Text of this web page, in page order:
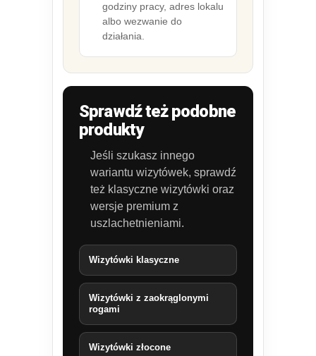
godziny pracy, adres lokalu
albo wezwanie do
działania.
Sprawdź też podobne
produkty
Jeśli szukasz innego
wariantu wizytówek, sprawdź
też klasyczne wizytówki oraz
wersje premium z
uszlachetnieniami.
Wizytówki klasyczne
Wizytówki z zaokrąglonymi
rogami
Wizytówki złocone